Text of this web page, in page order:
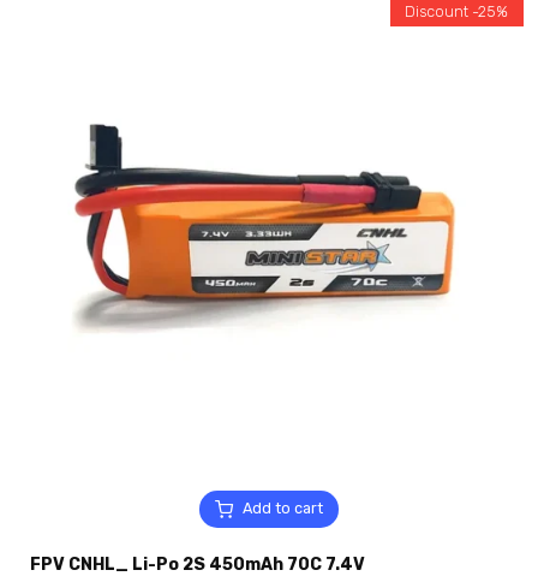
Add to cart
Discount -25%
FPV CNHL_ Li-Po 2S 450mAh 70C 7.4V